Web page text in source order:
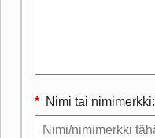
* Nimi tai nimimerkki: